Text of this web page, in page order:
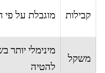
קבילות מוגבלת על פי
משקל
מינימלי
להטיה